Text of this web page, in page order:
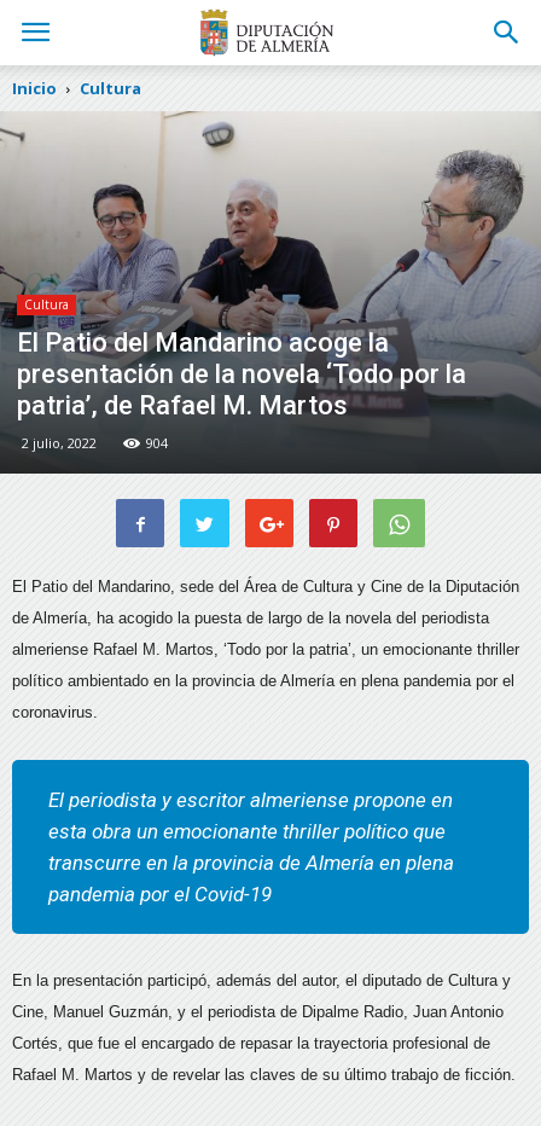
Inicio Cultura
Cultura
El Patio del Mandarino acoge la
presentación de la novela ‘Todo por la
patria’, de Rafael M. Martos
2 julio, 2022 904
El Patio del Mandarino, sede del Área de Cultura y Cine de la Diputación
de Almería, ha acogido la puesta de largo de la novela del periodista
almeriense Rafael M. Martos, ‘Todo por la patria’, un emocionante thriller
político ambientado en la provincia de Almería en plena pandemia por el
coronavirus.
El periodista y escritor almeriense propone en
esta obra un emocionante thriller político que
transcurre en la provincia de Almería en plena
pandemia por el Covid-19
En la presentación participó, además del autor, el diputado de Cultura y
Cine, Manuel Guzmán, y el periodista de Dipalme Radio, Juan Antonio
Cortés, que fue el encargado de repasar la trayectoria profesional de
Rafael M. Martos y de revelar las claves de su último trabajo de ficción.